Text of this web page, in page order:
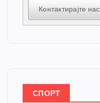
Контактирајте нас
СПОРТ